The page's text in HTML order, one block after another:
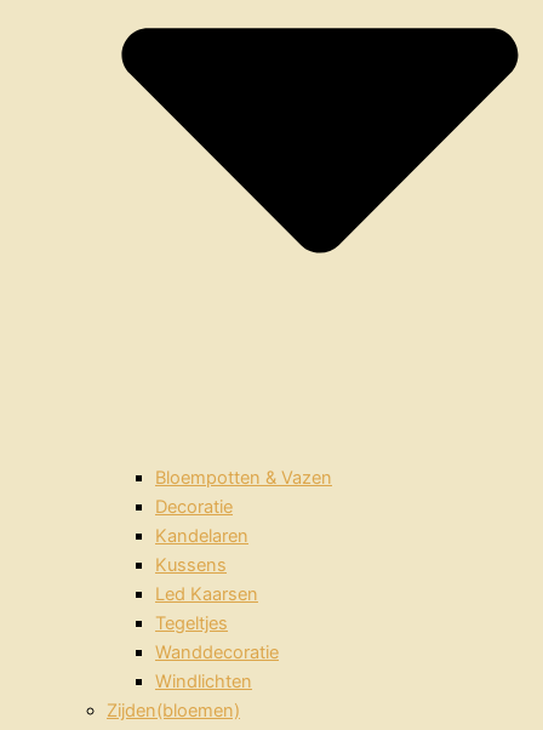
Bloempotten & Vazen
Decoratie
Kandelaren
Kussens
Led Kaarsen
Tegeltjes
Wanddecoratie
Windlichten
Zijden(bloemen)